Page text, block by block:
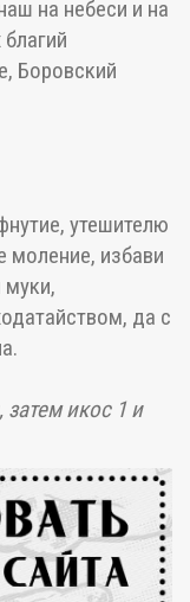
на небеси и на
Боровский
утешителю
моление, избави
да с
икос 1 и